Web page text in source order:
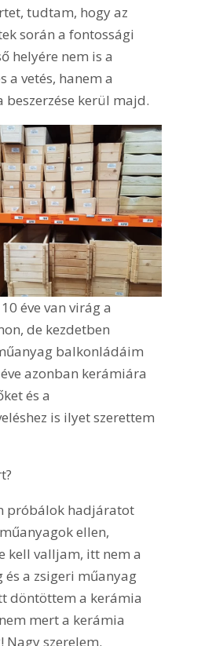
tudtam, hogy az
során a fontossági
helyére nem is a
a vetés, hanem a
beszerzése kerül majd.
éve van virág a
de kezdetben
balkonládáim
azonban kerámiára
és a
is ilyet szerettem
próbálok hadjáratot
ellen,
kell valljam, itt nem a
a zsigeri műanyag
döntöttem a kerámia
mert a kerámia
Nagy szerelem.